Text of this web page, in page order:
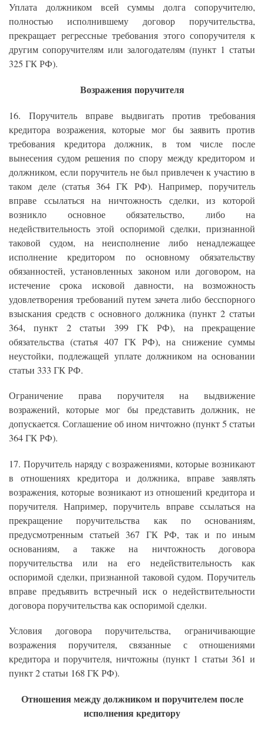
Уплата должником всей суммы долга сопоручителю,
полностью исполнившему договор поручительства,
прекращает регрессные требования этого сопоручителя к
другим сопоручителям или залогодателям (пункт 1 статьи
325 ГК РФ).
Возражения поручителя
16. Поручитель вправе выдвигать против требования
кредитора возражения, которые мог бы заявить против
требования кредитора должник, в том числе после
вынесения судом решения по спору между кредитором и
должником, если поручитель не был привлечен к участию в
таком деле (статья 364 ГК РФ). Например, поручитель
вправе ссылаться на ничтожность сделки, из которой
возникло основное обязательство, либо на
недействительность этой оспоримой сделки, признанной
таковой судом, на неисполнение либо ненадлежащее
исполнение кредитором по основному обязательству
обязанностей, установленных законом или договором, на
истечение срока исковой давности, на возможность
удовлетворения требований путем зачета либо бесспорного
взыскания средств с основного должника (пункт 2 статьи
364, пункт 2 статьи 399 ГК РФ), на прекращение
обязательства (статья 407 ГК РФ), на снижение суммы
неустойки, подлежащей уплате должником на основании
статьи 333 ГК РФ.
Ограничение права поручителя на выдвижение
возражений, которые мог бы представить должник, не
допускается. Соглашение об ином ничтожно (пункт 5 статьи
364 ГК РФ).
17. Поручитель наряду с возражениями, которые возникают
в отношениях кредитора и должника, вправе заявлять
возражения, которые возникают из отношений кредитора и
поручителя. Например, поручитель вправе ссылаться на
прекращение поручительства как по основаниям,
предусмотренным статьей 367 ГК РФ, так и по иным
основаниям, а также на ничтожность договора
поручительства или на его недействительность как
оспоримой сделки, признанной таковой судом. Поручитель
вправе предъявить встречный иск о недействительности
договора поручительства как оспоримой сделки.
Условия договора поручительства, ограничивающие
возражения поручителя, связанные с отношениями
кредитора и поручителя, ничтожны (пункт 1 статьи 361 и
пункт 2 статьи 168 ГК РФ).
Отношения между должником и поручителем после
исполнения кредитору